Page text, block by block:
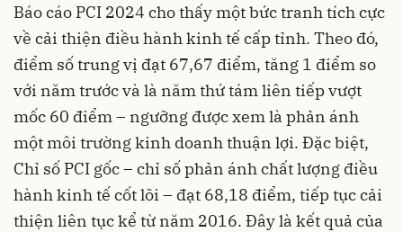
Báo cáo PCI 2024 cho thấy một bức tranh tích cực
về cải thiện điều hành kinh tế cấp tỉnh. Theo đó,
điểm số trung vị đạt 67,67 điểm, tăng 1 điểm so
với năm trước và là năm thứ tám liên tiếp vượt
mốc 60 điểm – ngưỡng được xem là phản ánh
một môi trường kinh doanh thuận lợi. Đặc biệt,
Chỉ số PCI gốc – chỉ số phản ánh chất lượng điều
hành kinh tế cốt lõi – đạt 68,18 điểm, tiếp tục cải
thiện liên tục kể từ năm 2016. Đây là kết quả của